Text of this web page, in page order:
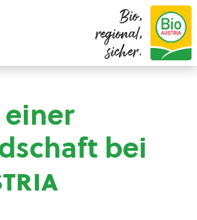
Bio,
regional,
sicher.
bei